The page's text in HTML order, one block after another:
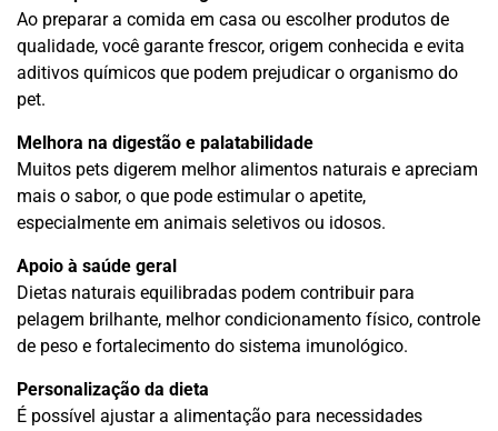
Ao preparar a comida em casa ou escolher produtos de
qualidade, você garante frescor, origem conhecida e evita
aditivos químicos que podem prejudicar o organismo do
pet.
Melhora na digestão e palatabilidade
Muitos pets digerem melhor alimentos naturais e apreciam
mais o sabor, o que pode estimular o apetite,
especialmente em animais seletivos ou idosos.
Apoio à saúde geral
Dietas naturais equilibradas podem contribuir para
pelagem brilhante, melhor condicionamento físico, controle
de peso e fortalecimento do sistema imunológico.
Personalização da dieta
É possível ajustar a alimentação para necessidades